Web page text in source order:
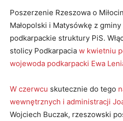
Poszerzenie Rzeszowa o
Małopolski i Matysówkę z
podkarpackie struktury PiS.
stolicy Podkarpacia w kwietniu
wojewoda podkarpacki Ewa
W czerwcu skutecznie do tego
wewnętrznych i administracji
Wojciech Buczak, rzeszowski